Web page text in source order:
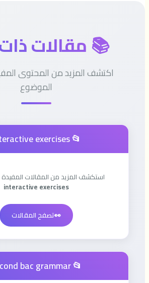
📚 مقالات
اكتشف المزيد من المحتوى
الموضوع
📂 interactive exercises
استكشف المزيد من المقالات
interactive exercises
👀تصفح المقالات
📂 second bac grammar